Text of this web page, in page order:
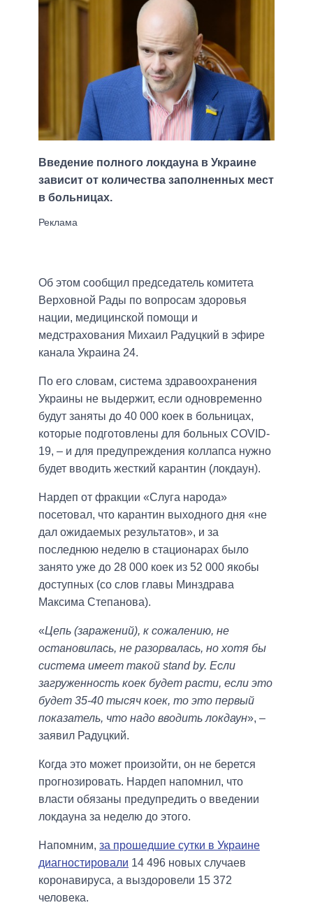
Введение полного локдауна в Украине
зависит от количества заполненных мест
в больницах.
Об этом сообщил председатель комитета
Верховной Рады по вопросам здоровья
нации, медицинской помощи и
медстрахования Михаил Радуцкий в эфире
канала Украина 24.
По его словам, система здравоохранения
Украины не выдержит, если одновременно
будут заняты до 40 000 коек в больницах,
которые подготовлены для больных COVID-
19, – и для предупреждения коллапса нужно
будет вводить жесткий карантин (локдаун).
Нардеп от фракции «Слуга народа»
посетовал, что карантин выходного дня «не
дал ожидаемых результатов», и за
последнюю неделю в стационарах было
занято уже до 28 000 коек из 52 000 якобы
доступных (со слов главы Минздрава
Максима Степанова).
«Цепь (заражений), к сожалению, не
остановилась, не разорвалась, но хотя бы
система имеет такой stand by. Если
загруженность коек будет расти, если это
будет 35-40 тысяч коек, то это первый
показатель, что надо вводить локдаун», –
заявил Радуцкий.
Когда это может произойти, он не берется
прогнозировать. Нардеп напомнил, что
власти обязаны предупредить о введении
локдауна за неделю до этого.
Напомним, за прошедшие сутки в Украине
диагностировали 14 496 новых случаев
коронавируса, а выздоровели 15 372
человека.